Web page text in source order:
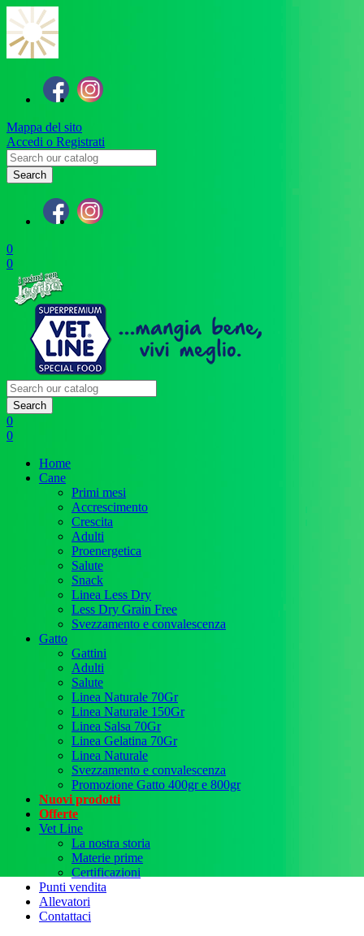
Mappa del sito
Accedi o Registrati
Search
0
0
Search
0
0
Home
Cane
Primi mesi
Accrescimento
Crescita
Adulti
Proenergetica
Salute
Snack
Linea Less Dry
Less Dry Grain Free
Svezzamento e convalescenza
Gatto
Gattini
Adulti
Salute
Linea Naturale 70Gr
Linea Naturale 150Gr
Linea Salsa 70Gr
Linea Gelatina 70Gr
Linea Naturale
Svezzamento e convalescenza
Promozione Gatto 400gr e 800gr
Nuovi prodotti
Offerte
Vet Line
La nostra storia
Materie prime
Certificazioni
Punti vendita
Allevatori
Contattaci